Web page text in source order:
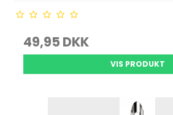
49,95 DKK
VIS PRODUKT